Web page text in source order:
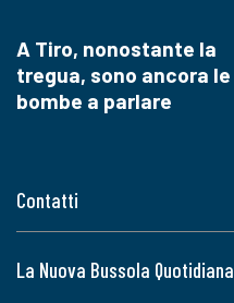
Contatti
La Nuova Bussola Quotidiana
A Tiro, nonostante la
tregua, sono ancora le
bombe a parlare